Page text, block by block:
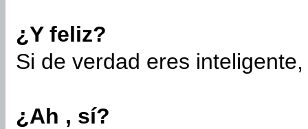
¿Y feliz?
Si de verdad eres
¿Ah , sí?